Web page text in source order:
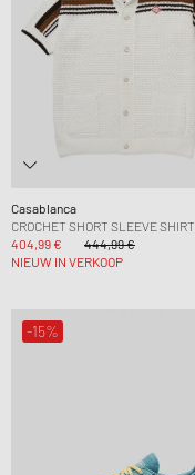
Casablanca
CROCHET SHORT SLEEVE SHIRT
404,99 €
444,99 €
NIEUW IN VERKOOP
-15%